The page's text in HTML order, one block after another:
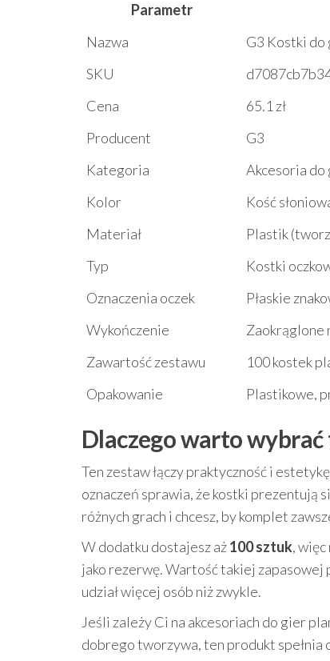
Parametr
Nazwa
G3 Kostki do
SKU
Cena
65.1 zł
Producent
G3
Kategoria
Akcesoria do
Kolor
Kość
Materiał
Plastik
Typ
Kostki
Oznaczenia oczek
Płaskie
Wykończenie
Zaokrąglone
Zawartość zestawu
100 kostek
Opakowanie
Plastikowe,
Dlaczego warto wybrać
Ten zestaw łączy praktyczność i
oznaczeń sprawia, że kostki prezentują
różnych grach i chcesz, by komplet
W dodatku dostajesz aż100 sztuk,
jako rezerwę. Wartość takiej zapasowej
udział więcej osób niż zwykle.
Jeśli zależy Ci na akcesoriach do gier
dobrego tworzywa, ten produkt spełnia